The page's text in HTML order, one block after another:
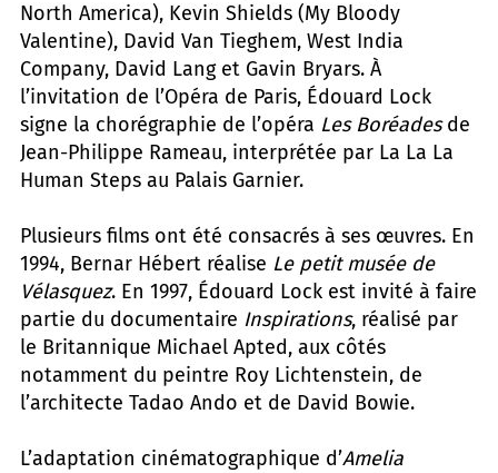
North America), Kevin Shields (My Bloody
Valentine), David Van Tieghem, West India
Company, David Lang et Gavin Bryars. À
l’invitation de l’Opéra de Paris, Édouard Lock
signe la chorégraphie de l’opéra Les Boréadesde
Jean-Philippe Rameau, interprétée par La La La
Human Steps au Palais Garnier.
Plusieurs films ont été consacrés à ses œuvres. En
1994, Bernar Hébert réalise Le petit musée de
Vélasquez. En 1997, Édouard Lock est invité à faire
partie du documentaire Inspirations, réalisé par
le Britannique Michael Apted, aux côtés
notamment du peintre Roy Lichtenstein, de
l’architecte Tadao Ando et de David Bowie.
L’adaptation cinématographique d’Amelia